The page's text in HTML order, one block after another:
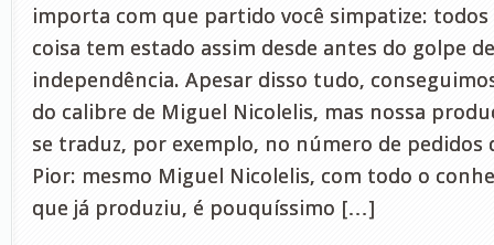
importa com que partido você simpatize: todos
coisa tem estado assim desde antes do golpe
independência. Apesar disso tudo,
do calibre de Miguel Nicolelis, mas nossa
se traduz, por exemplo, no número de pedidos
Pior: mesmo Miguel Nicolelis, com todo o
que já produziu, é pouquíssimo […]